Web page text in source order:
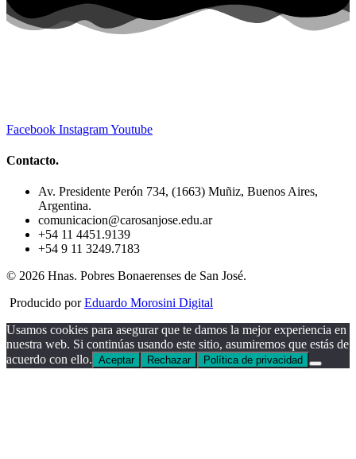
Facebook InstagramYoutube
Contacto.
Av. Presidente Perón 734, (1663) Muñiz, Buenos Aires,
Argentina.
comunicacion@carosanjose.edu.ar
+54 11 4451.9139
+54 9 11 3249.7183
© 2026 Hnas. Pobres Bonaerenses de San José.
Producido porEduardo Morosini Digital
Usamos cookies para asegurar que te damos la mejor experiencia en
nuestra web. Si continúas usando este sitio, asumiremos que estás de
acuerdo con ello. Aceptar Rechazar Política de privacidad